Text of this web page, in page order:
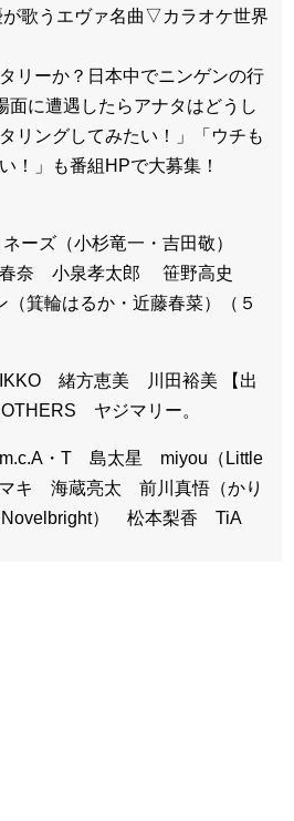
歌うエヴァ名曲▽カラオケ世界
リーか？日本中でニンゲンの行
面に遭遇したらアナタはどうし
リングしてみたい！」「ウチも
！」も番組HPで大募集！
ーズ（小杉竜一・吉田敬）
春奈 小泉孝太郎 笹野高史
箕輪はるか・近藤春菜）（５
緒方恵美 川田裕美 【出
ヤジマリー。
m.c.A・T 島太星 miyou（Little
キ 海蔵亮太 前川真悟（かり
） 松本梨香 TiA